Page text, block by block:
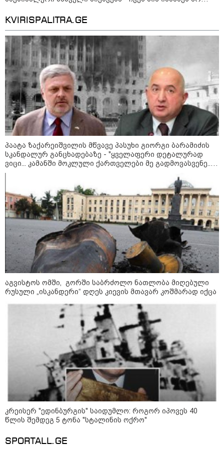
მიწოდება, რომ მასწავლებელი
კატეგორიები
8
აგვისტო
დღის ზოგადი
ასტროლოგიური
პროგნოზი
8 აგვისტო ახალ შთაგონებასა და ემოციურ სიახლოვეს
მოიტანს. გაიზრდება ინტერესი შემოქმედებითი საქმიანობისა
და კულტურული ღონისძიებების მიმართ. საღამო
განსაკუთრებით ხელსაყრელია საყვარელ ადამიანებთან
დროის გასატარებლად და თბილი, გულახდილი
საუბრებისთვის.
დაკვეთაა, ჩვენ ვამბობთ, წაქეზებას, მანიპულირებას
KVIRISPALITRA.GE
პაატა ზაქარეიშვილის მწვავე პასუხი გიორგი ბარამიძის
სკანდალურ განცხადებაზე - "ყველაფერი დეტალურად
ვიცი... კამანში მოკლული ქართველები მე გადმოვასვენე...
ბარამიძე კი ტყუის"
აგვისტოს ომში, გორში საბრძოლო ნათლობა მიღებული
რუსული „ისკანდერი“ დღეს კიევის მთავარ კოშმარად იქცა
კრეისერ "ედინბურგის" საიდუმლო: როგორ იპოვეს 40
წლის შემდეგ 5 ტონა "სტალინის ოქრო"
SPORTALL.GE